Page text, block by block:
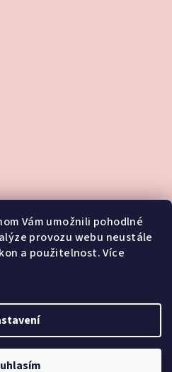
Vám umožnili pohodlné
provozu webu neustále
a použitelnost. Více